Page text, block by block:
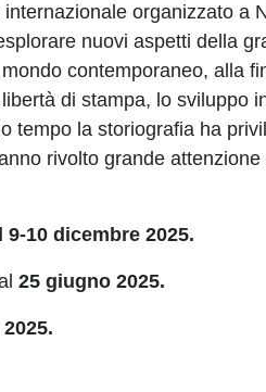
organizzato a
nuovi aspetti della
contemporaneo, alla
di stampa, lo sviluppo
tempo la storiografia ha
rivolto grande
10 dicembre 2025.
25 giugno 2025.